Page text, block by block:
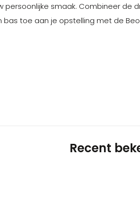
smaak. Combineer de
toe aan je opstelling met de
Recent